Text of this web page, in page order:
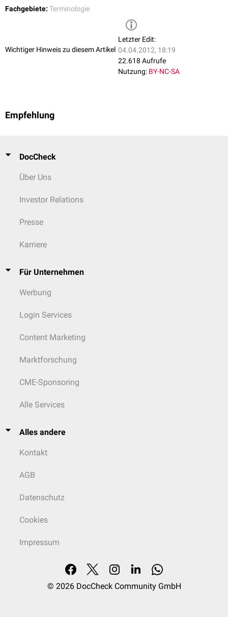
Fachgebiete: Terminologie
Wichtiger Hinweis zu diesem Artikel
Letzter Edit:
04.04.2012, 18:19
22.618 Aufrufe
Nutzung: BY-NC-SA
Empfehlung
DocCheck
Über Uns
Investor Relations
Presse
Karriere
Für Unternehmen
Werbung
Login Services
Content Marketing
Marktforschung
CME-Sponsoring
Alle Services
Alles andere
Kontakt
AGB
Datenschutz
Cookies
Impressum
© 2026 DocCheck Community GmbH